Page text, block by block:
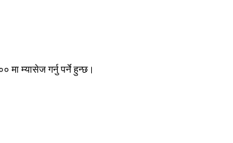
मा म्यासेज गर्नु पर्ने हुन्छ।